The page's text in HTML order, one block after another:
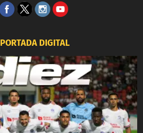
PORTADA DIGITAL